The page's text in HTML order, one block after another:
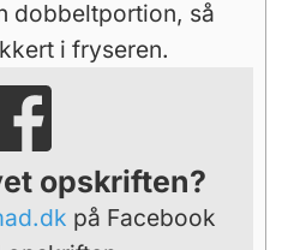
dobbeltportion, så
i fryseren.
opskriften?
på Facebook